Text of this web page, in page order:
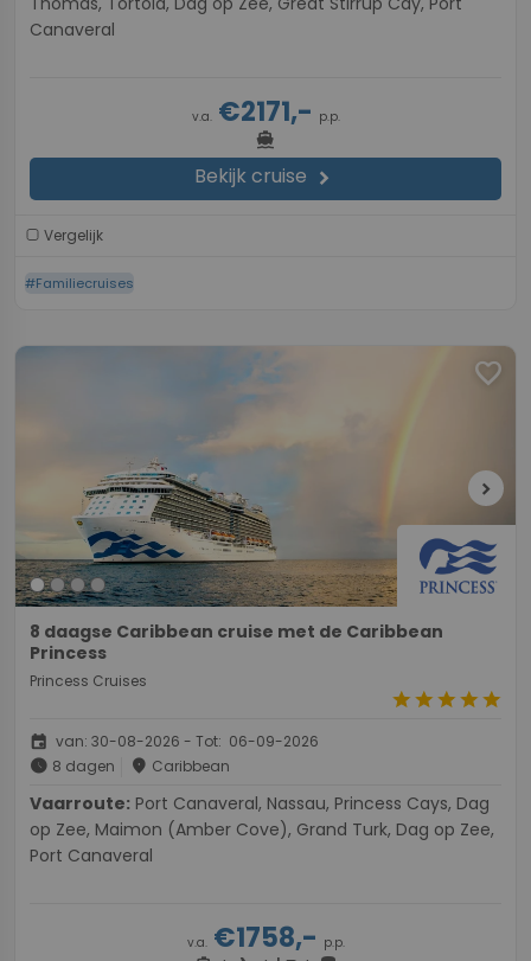
Canaveral
v.a.€2171,- p.p.
directions_boat
Bekijk cruise chevron_right
Vergelijk
#Familiecruises
favorite
chevron_right
8 daagse Caribbean cruise met de Caribbean
Princess
Princess Cruises
starstarstarstarstar
event van: 30-08-2026 - Tot: 06-09-2026
schedule 8 dagen place Caribbean
Vaarroute:
op Zee, Maimon (Amber Cove), Grand Turk, Dag op Zee,
Port Canaveral
v.a.€1758,- p.p.